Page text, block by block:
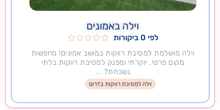
וילה באמונים
לפי 0 ביקורות 




וילה מושלמת למסיבת רווקות במושב אמונים! מחפשות
מקום פרטי, יוקרתי ומפנק למסיבת רווקות בלתי
נשכחת? ...
וילה למסיבת רווקות בדרום